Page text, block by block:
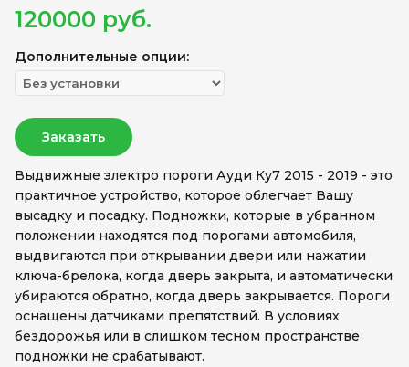
120000 руб.
Дополнительные опции:
Заказать
Выдвижные электро пороги Ауди Ку7 2015 - 2019 - это
практичное устройство, которое облегчает Вашу
высадку и посадку. Подножки, которые в убранном
положении находятся под порогами автомобиля,
выдвигаются при открывании двери или нажатии
ключа-брелока, когда дверь закрыта, и автоматически
убираются обратно, когда дверь закрывается. Пороги
оснащены датчиками препятствий. В условиях
бездорожья или в слишком тесном пространстве
подножки не срабатывают.